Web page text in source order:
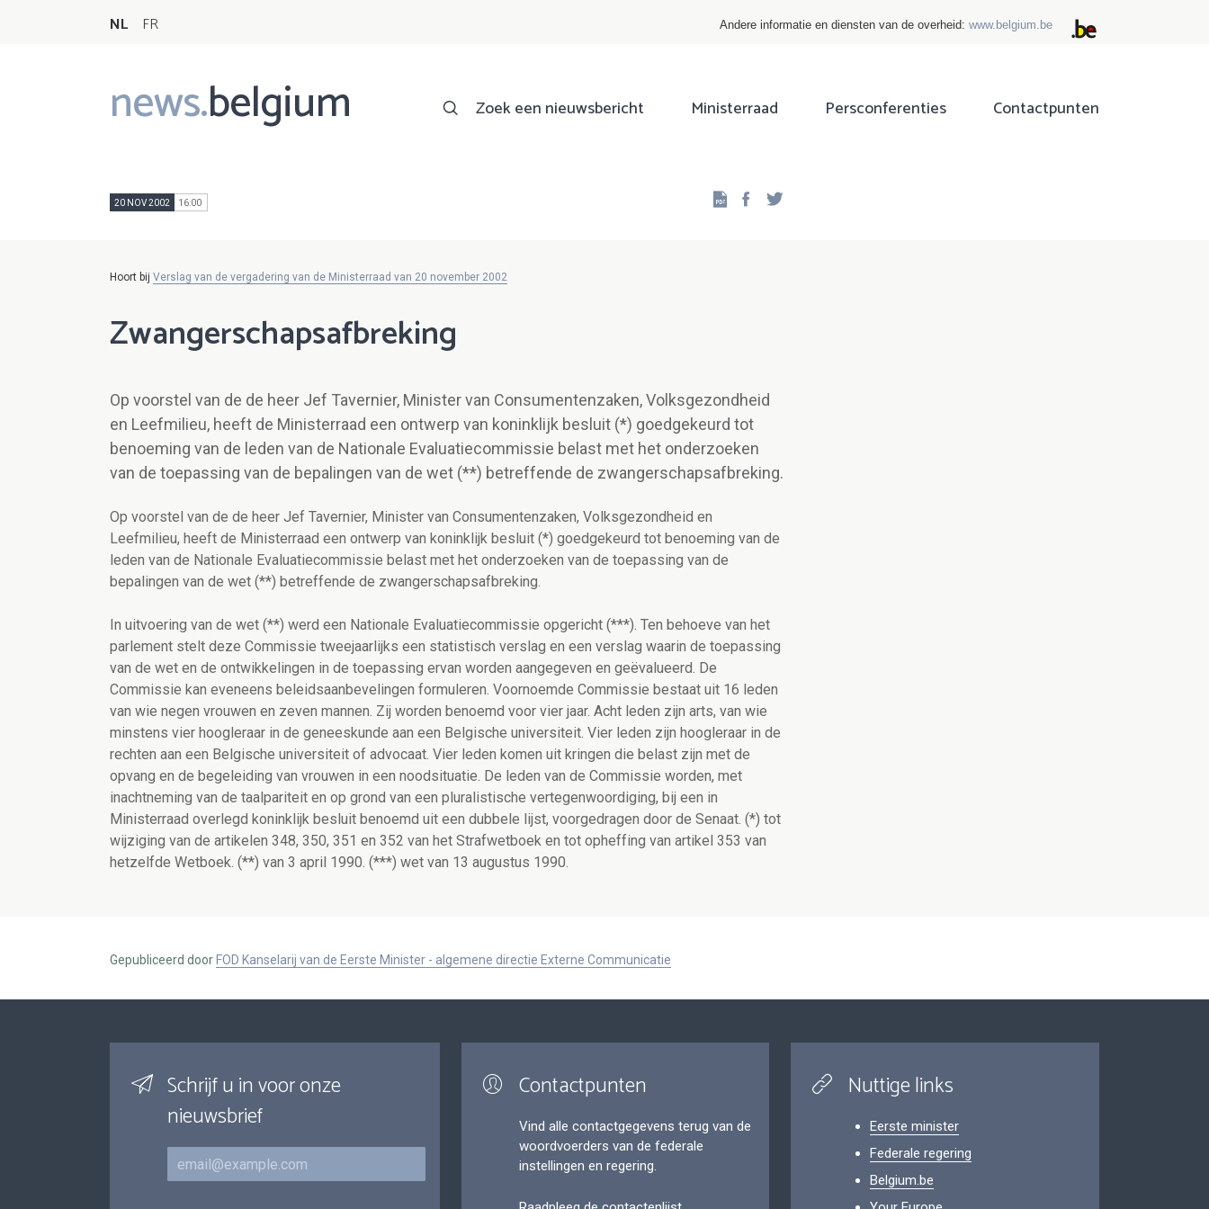
NL FR Andere informatie en diensten van de overheid: www.belgium.be
news.belgium
Main
navigation
Zoek een nieuwsbericht Ministerraad Persconferenties Contactpunten
20 NOV 2002 16:00 Facebook
Hoort bij Verslag van de vergadering van de Ministerraad van 20 november 2002
Zwangerschapsafbreking
Op voorstel van de de heer Jef Tavernier, Minister van Consumentenzaken, Volksgezondheid
en Leefmilieu, heeft de Ministerraad een ontwerp van koninklijk besluit (*) goedgekeurd tot
benoeming van de leden van de Nationale Evaluatiecommissie belast met het onderzoeken
van de toepassing van de bepalingen van de wet (**) betreffende de zwangerschapsafbreking.
Op voorstel van de de heer Jef Tavernier, Minister van Consumentenzaken, Volksgezondheid en
Leefmilieu, heeft de Ministerraad een ontwerp van koninklijk besluit (*) goedgekeurd tot benoeming van de
leden van de Nationale Evaluatiecommissie belast met het onderzoeken van de toepassing van de
bepalingen van de wet (**) betreffende de zwangerschapsafbreking.
In uitvoering van de wet (**) werd een Nationale Evaluatiecommissie opgericht (***). Ten behoeve van het
parlement stelt deze Commissie tweejaarlijks een statistisch verslag en een verslag waarin de toepassing
van de wet en de ontwikkelingen in de toepassing ervan worden aangegeven en geëvalueerd. De
Commissie kan eveneens beleidsaanbevelingen formuleren. Voornoemde Commissie bestaat uit 16 leden
van wie negen vrouwen en zeven mannen. Zij worden benoemd voor vier jaar. Acht leden zijn arts, van wie
minstens vier hoogleraar in de geneeskunde aan een Belgische universiteit. Vier leden zijn hoogleraar in de
rechten aan een Belgische universiteit of advocaat. Vier leden komen uit kringen die belast zijn met de
opvang en de begeleiding van vrouwen in een noodsituatie. De leden van de Commissie worden, met
inachtneming van de taalpariteit en op grond van een pluralistische vertegenwoordiging, bij een in
Ministerraad overlegd koninklijk besluit benoemd uit een dubbele lijst, voorgedragen door de Senaat. (*) tot
wijziging van de artikelen 348, 350, 351 en 352 van het Strafwetboek en tot opheffing van artikel 353 van
hetzelfde Wetboek. (**) van 3 april 1990. (***) wet van 13 augustus 1990.
Gepubliceerd door FOD Kanselarij van de Eerste Minister - algemene directie Externe Communicatie
Schrijf u in voor onze
nieuwsbrief
E-mail
Contactpunten
Vind alle contactgegevens terug van de
woordvoerders van de federale
instellingen en regering.
Nuttige links
Eerste minister
Federale regering
Belgium.be